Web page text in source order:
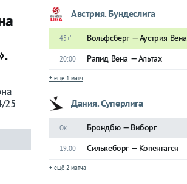
25
Австрия. Бундеслига
45+' Вольфсберг — Аустрия Вена
20:00 Рапид Вена — Альтах
+ ещё 1 матч
Дания. Суперлига
Ок Брондбю — Виборг
19:00 Силькеборг — Копенгаген
+ ещё 2 матча